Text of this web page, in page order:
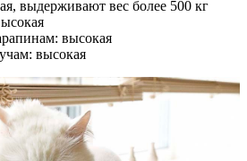
выдерживают вес более 500 кг
высокая
высокая